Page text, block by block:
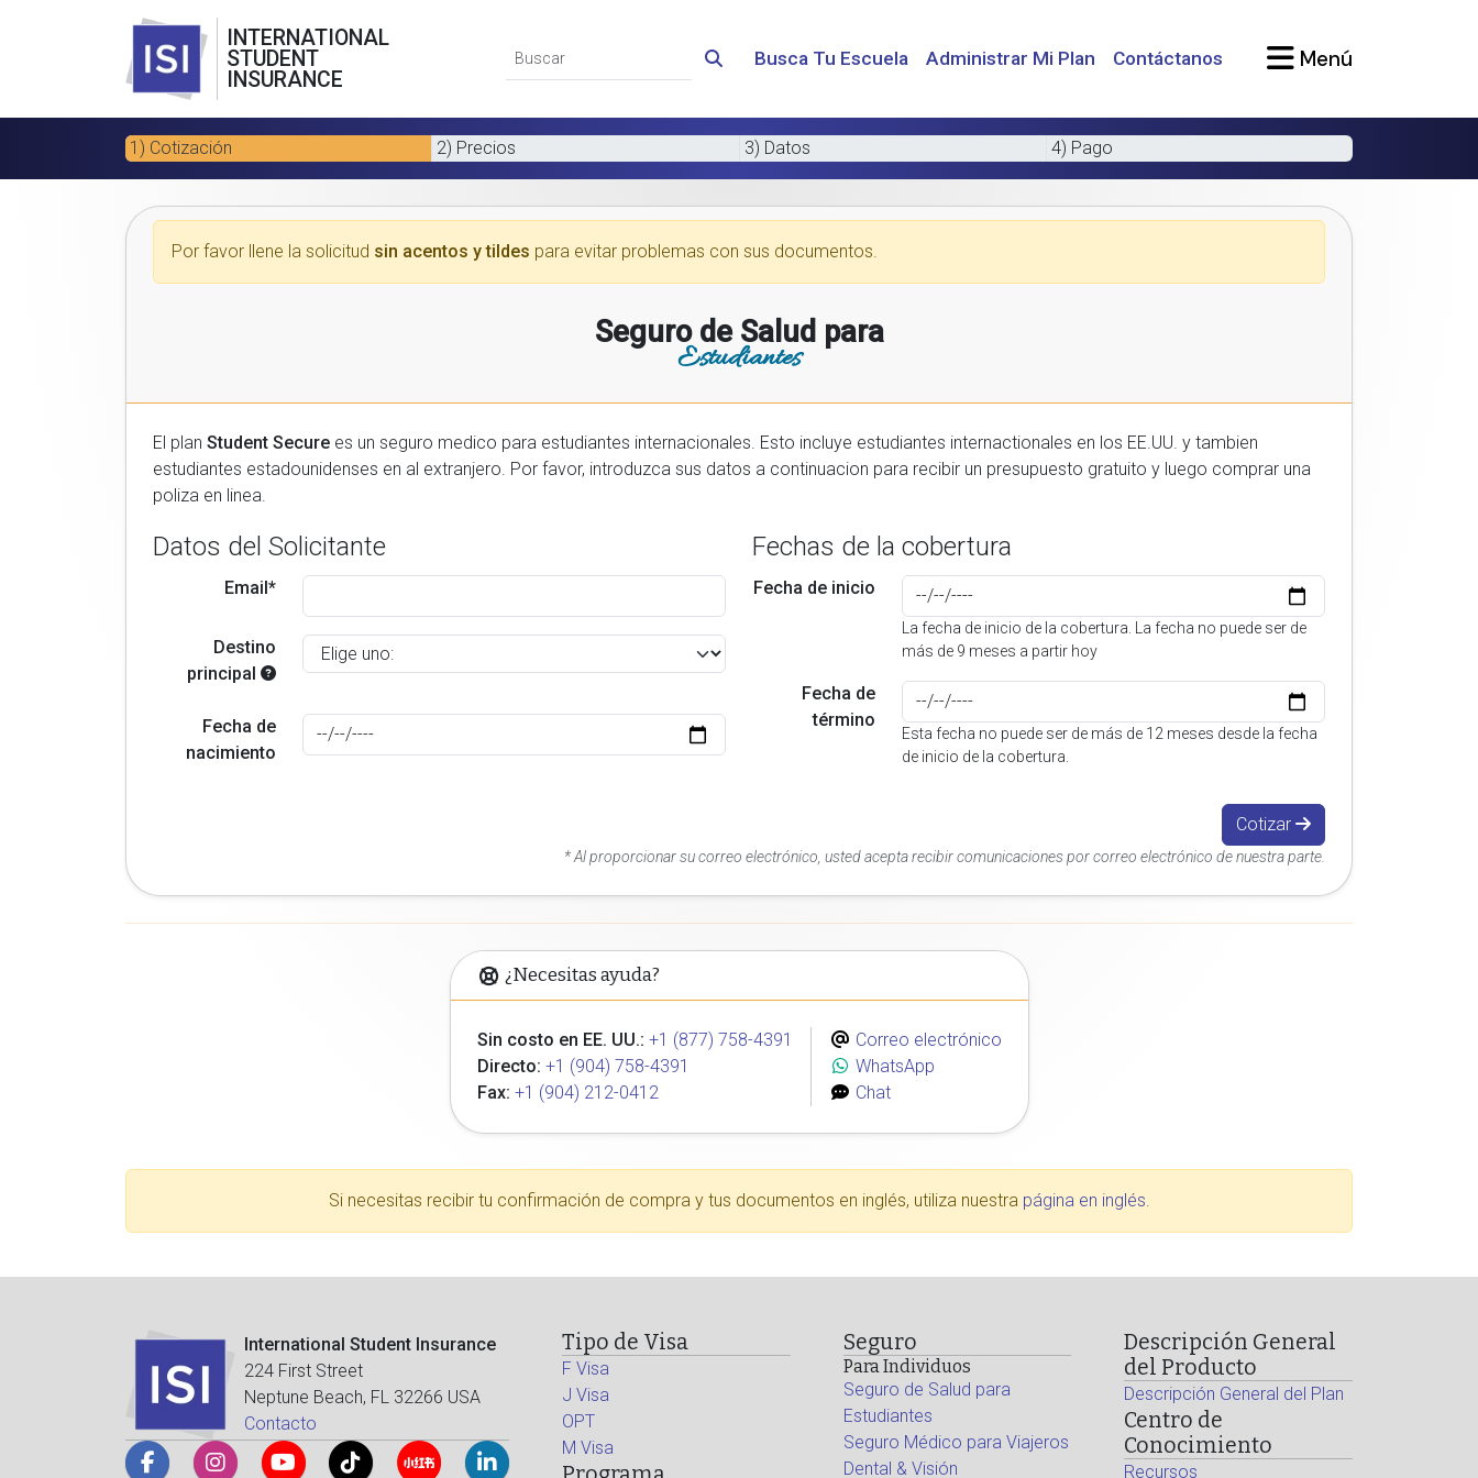
INTERNATIONAL
STUDENT
INSURANCE
Busca Tu Escuela Administrar Mi Plan Contáctanos Menú
1) Cotización 2) Precios 3) Datos 4) Pago
Por favor llene la solicitud sin acentos y tildes para evitar problemas con sus documentos.
Seguro de Salud para
Estudiantes
El plan Student Secure es un seguro medico para estudiantes internacionales. Esto incluye estudiantes internactionales en los EE.UU. y tambien
estudiantes estadounidenses en al extranjero. Por favor, introduzca sus datos a continuacion para recibir un presupuesto gratuito y luego comprar una
poliza en linea.
Datos del Solicitante
Email*
Destino
principal
Fecha de
nacimiento
Fechas de la cobertura
Fecha de inicio
La fecha de inicio de la cobertura. La fecha no puede ser de
más de 9 meses a partir hoy
Fecha de
término
Esta fecha no puede ser de más de 12 meses desde la fecha
de inicio de la cobertura.
Cotizar
* Al proporcionar su correo electrónico, usted acepta recibir comunicaciones por correo electrónico de nuestra parte.
¿Necesitas ayuda?
Sin costo en EE. UU.: +1 (877) 758-4391
Directo: +1 (904) 758-4391
Fax: +1 (904) 212-0412
Correo electrónico
WhatsApp
Chat
Si necesitas recibir tu confirmación de compra y tus documentos en inglés, utiliza nuestra página en inglés.
International Student Insurance
224 First Street
Neptune Beach, FL 32266 USA
Contacto
Tipo de Visa
F Visa
J Visa
OPT
M Visa
Seguro
Para Individuos
Seguro de Salud para
Estudiantes
Seguro Médico para Viajeros
Dental & Visión
Descripción General
del Producto
Descripción General del Plan
Centro de
Conocimiento
Recursos